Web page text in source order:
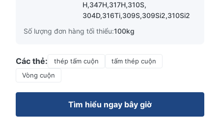
H,347H,317H,310S,
304D,316Ti,309S,309Si2,310Si2
Số lượng đơn hàng tối thiểu:100kg
Các thẻ: thép tấm cuộn
tấm thép cuộn
Vòng cuộn
Tìm hiểu ngay bây giờ